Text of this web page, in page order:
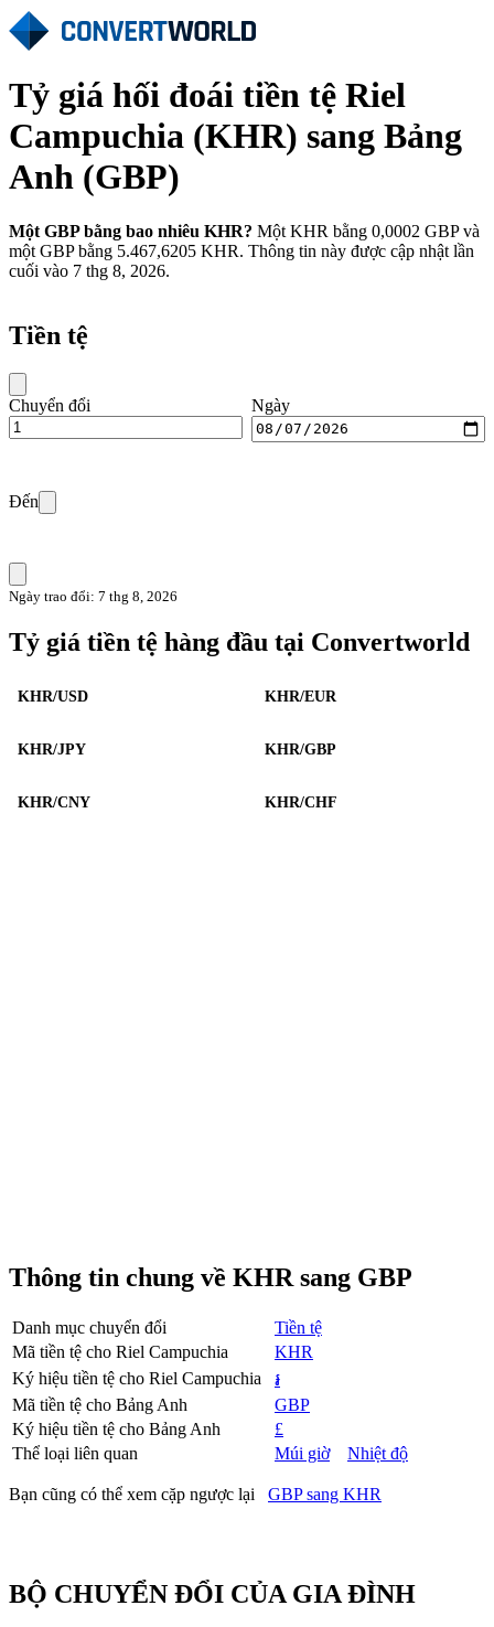
Tỷ giá hối đoái tiền tệ Riel
Campuchia (KHR) sang Bảng
Anh (GBP)
Một GBP bằng bao nhiêu KHR? Một KHR bằng 0,0002 GBP và
một GBP bằng 5.467,6205 KHR. Thông tin này được cập nhật lần
cuối vào 7 thg 8, 2026.
Tiền tệ
Chuyển đổi Ngày
Đến
Ngày trao đổi: 7 thg 8, 2026
Tỷ giá tiền tệ hàng đầu tại Convertworld
KHR/USD KHR/EUR
KHR/JPY KHR/GBP
KHR/CNY KHR/CHF
Thông tin chung về KHR sang GBP
Danh mục chuyển đổi
Tiền tệ
Mã tiền tệ cho Riel Campuchia
KHR
Ký hiệu tiền tệ cho Riel Campuchia
៛
Mã tiền tệ cho Bảng Anh
GBP
Ký hiệu tiền tệ cho Bảng Anh
£
Thể loại liên quan
Múi giờ Nhiệt độ
Bạn cũng có thể xem cặp ngược lại GBP sang KHR
BỘ CHUYỂN ĐỔI CỦA GIA ĐÌNH